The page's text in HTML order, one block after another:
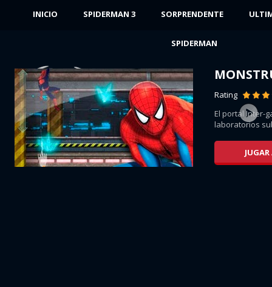
INICIO SPIDERMAN 3 SORPRENDENTE
SPIDERMAN
Rating
El portal Inter-
laboratorios